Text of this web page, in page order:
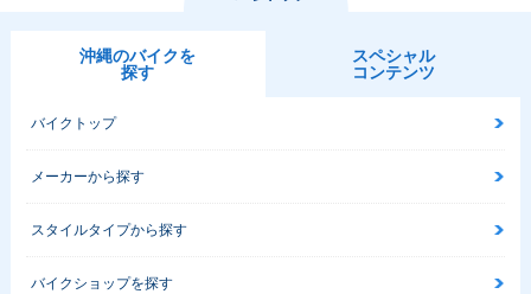
沖縄のバイクを
探す
スペシャル
コンテンツ
バイクトップ
メーカーから探す
スタイルタイプから探す
バイクショップを探す